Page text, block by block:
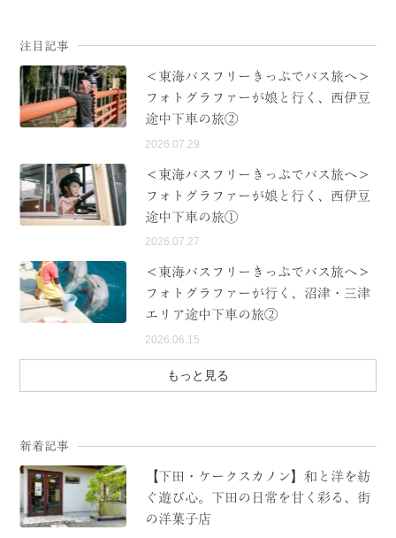
注目記事
＜東海バスフリーきっぷでバス旅へ＞
フォトグラファーが娘と行く、西伊豆
途中下車の旅②
2026.07.29
＜東海バスフリーきっぷでバス旅へ＞
フォトグラファーが娘と行く、西伊豆
途中下車の旅①
2026.07.27
＜東海バスフリーきっぷでバス旅へ＞
フォトグラファーが行く、沼津・三津
エリア途中下車の旅②
2026.06.15
もっと見る
新着記事
【下田・ケークスカノン】和と洋を紡
ぐ遊び心。下田の日常を甘く彩る、街
の洋菓子店